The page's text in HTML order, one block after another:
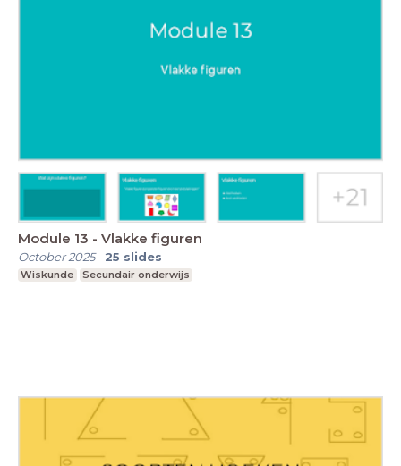
Module 13 - Vlakke figuren
October 2025- 25 slides
Wiskunde Secundair onderwijs